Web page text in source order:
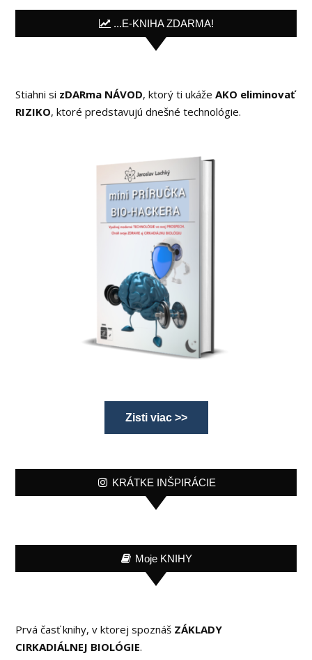
...E-KNIHA ZDARMA!
Stiahni si zDARma NÁVOD, ktorý ti ukážeAKO eliminovať
RIZIKO, ktoré predstavujú dnešné technológie.
Zisti viac >>
KRÁTKE INŠPIRÁCIE
Moje KNIHY
Prvá časť knihy, v ktorej spoznáš ZÁKLADY
CIRKADIÁLNEJ BIOLÓGIE.